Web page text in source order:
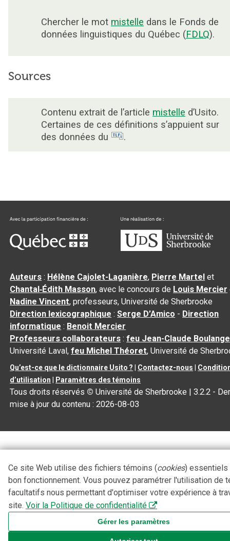
Chercher le mot mistelle dans le Fonds de
données linguistiques du Québec (FDLQ).
Sources
Contenu extrait de l’article mistelle d’Usito.
Certaines de ces définitions s’appuient sur
des données du
.
Auteurs : Hélène Cajolet-Laganière, Pierre Martel et
Chantal‑Édith Masson, avec le concours de Louis Mercier
Nadine Vincent, professeurs, Université de Sherbrooke
Direction lexicographique :Serge D’Amico - Direction
informatique : Benoit Mercier
Professeurs collaborateurs :feu Jean-Claude
Université Laval,feu Michel Théoret, Université de
Qu’est-ce que le dictionnaire Usito ? Contactez-nous
d’utilisation
Paramètres des témoins
Tous droits réservés © Université de Sherbrooke |3.2.2 -
mise à jour du contenu :2026-08-03
Ce site Web utilise des fichiers témoins (cookies) essentiels
bon fonctionnement. Vous pouvez paramétrer l'utilisation de
facultatifs nous permettant d'optimiser votre expérience à
site. Voir la Politique de confidentialité
Gérer les paramètres